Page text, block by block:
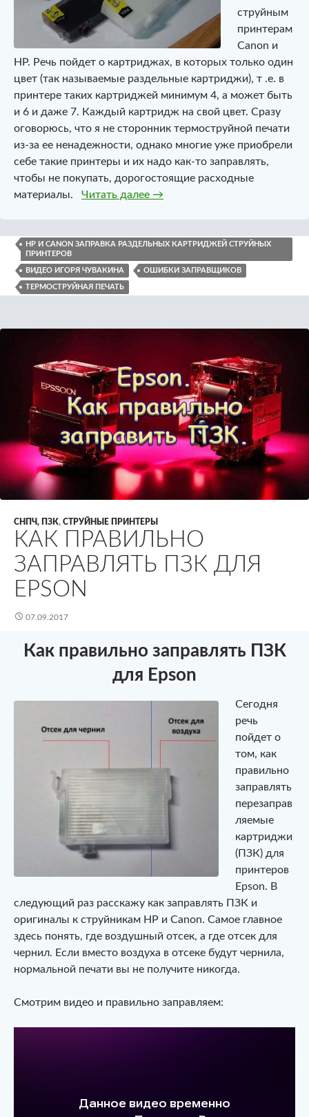
струйным
принтерам
Canon и
HP. Речь пойдет о картриджах, в которых только один
цвет (так называемые раздельные картриджи), т .е. в
принтере таких картриджей минимум 4, а может быть
и 6 и даже 7. Каждый картридж на свой цвет. Сразу
оговорюсь, что я не сторонник термоструйной печати
из-за ее ненадежности, однако многие уже приобрели
себе такие принтеры и их надо как-то заправлять,
чтобы не покупать, дорогостоящие расходные
материалы. Читать далее HP и Canon. Заправка
→
HP И CANON ЗАПРАВКА РАЗДЕЛЬНЫХ КАРТРИДЖЕЙ СТРУЙНЫХ
ПРИНТЕРОВ
ВИДЕО ИГОРЯ ЧУВАКИНА ОШИБКИ ЗАПРАВЩИКОВ
ТЕРМОСТРУЙНАЯ ПЕЧАТЬ
СНПЧ, ПЗК, СТРУЙНЫЕ ПРИНТЕРЫ
КАК ПРАВИЛЬНО
ЗАПРАВЛЯТЬ ПЗК ДЛЯ
EPSON
07.09.2017
Как правильно заправлять ПЗК
для Epson
Сегодня
речь
пойдет о
том, как
правильно
заправлять
перезаправ
ляемые
картриджи
(ПЗК) для
принтеров
Epson. В
следующий раз расскажу как заправлять ПЗК и
оригиналы к струйникам HP и Canon. Самое главное
здесь понять, где воздушный отсек, а где отсек для
чернил. Если вместо воздуха в отсеке будут чернила,
нормальной печати вы не получите никогда.
Смотрим видео и правильно заправляем: